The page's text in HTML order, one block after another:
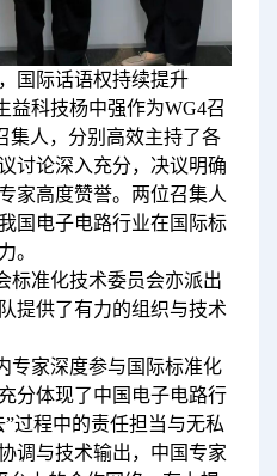
国际话语权持续提升
益科技杨中强作为WG4召
集人，分别高效主持了各
讨论深入充分，决议明确
家高度赞誉。两位召集人
国电子电路行业在国际标
。
标准化技术委员会亦派出
提供了有力的组织与技术
专家深度参与国际标准化
分体现了中国电子电路行
过程中的责任担当与无私
调与技术输出，中国专家